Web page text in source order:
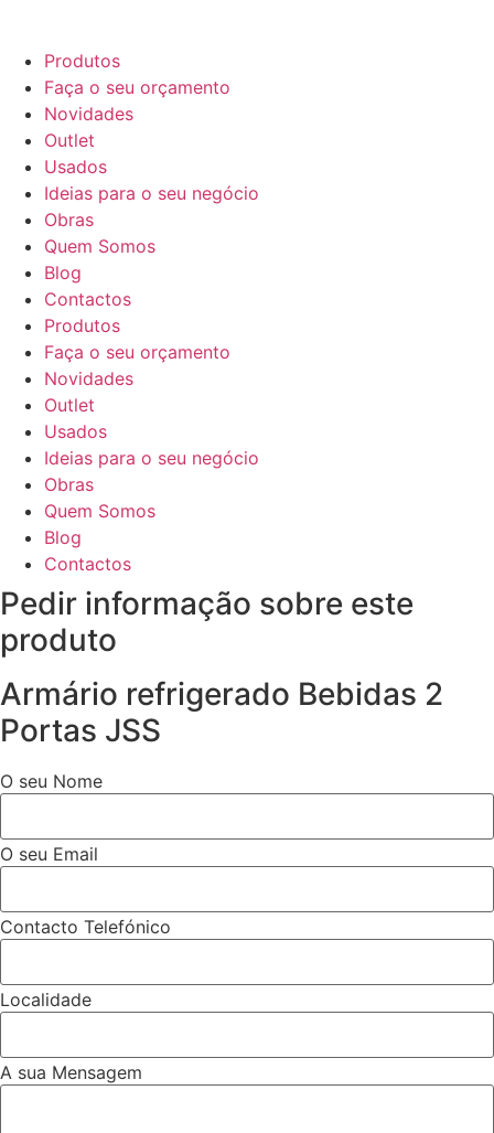
Produtos
Faça o seu orçamento
Novidades
Outlet
Usados
Ideias para o seu negócio
Obras
Quem Somos
Blog
Contactos
Produtos
Faça o seu orçamento
Novidades
Outlet
Usados
Ideias para o seu negócio
Obras
Quem Somos
Blog
Contactos
Pedir informação sobre este
produto
Armário refrigerado Bebidas 2
Portas JSS
O seu Nome
O seu Email
Contacto Telefónico
Localidade
A sua Mensagem